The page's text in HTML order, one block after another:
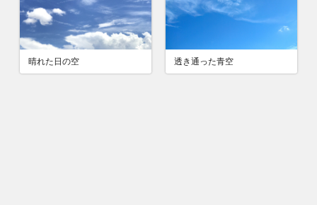
晴れた日の空 透き通った青空